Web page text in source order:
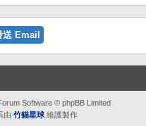
Software © phpBB Limited
由 竹貓星球維護製作